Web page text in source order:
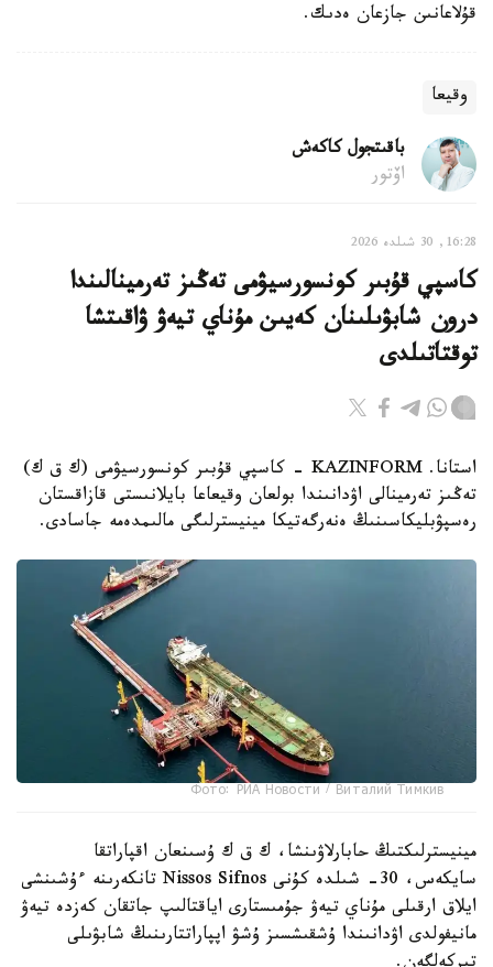
قۇلاعانىن جازعان ەدىك.
وقيعا
باقىتجول كاكەش
اۆتور
16:28, 30 شىلدە 2026
كاسپي قۇبىر كونسورسيۋمى تەڭىز تەرمينالىندا
درون شابۋىلىنان كەيىن مۇناي تيەۋ ۋاقىتشا
توقتاتىلدى
استانا. KAZINFORM - كاسپي قۇبىر كونسورسيۋمى (ك ق ك)
تەڭىز تەرمينالى اۋدانىندا بولعان وقيعاعا بايلانىستى قازاقستان
رەسپۋبليكاسىنىڭ ەنەرگەتيكا مينيسترلىگى مالىمدەمە جاسادى.
Фото: РИА Новости / Виталий Тимкив
مينيسترلىكتىڭ حابارلاۋىنشا، ك ق ك ۇسىنعان اقپاراتقا
سايكەس، 30- شىلدە كۇنى Nissos Sifnos تانكەرىنە ءۇشىنشى
ايلاق ارقىلى مۇناي تيەۋ جۇمىستارى اياقتالىپ جاتقان كەزدە تيەۋ
مانيفولدى اۋدانىندا ۇشقىشسىز ۇشۋ اپپاراتتارىنىڭ شابۋىلى